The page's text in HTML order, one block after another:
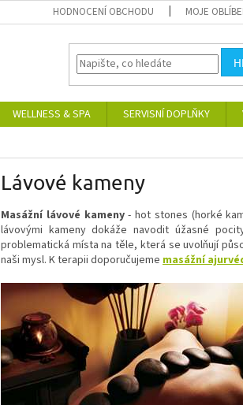
HODNOCENÍ OBCHODU MOJE
WELLNESS & SPA SERVISNÍ DOPLŇKY
Lávové kameny
Masážnílávové kameny- hot stones (horké
lávovými kameny dokáže navodit úžasné
problematická místa na těle, která se uvolňují
naši mysl. K terapii doporučujeme masážní